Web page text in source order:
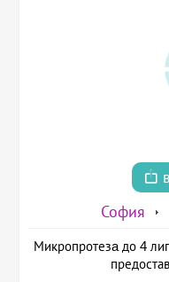
София
Микропротезa до 4